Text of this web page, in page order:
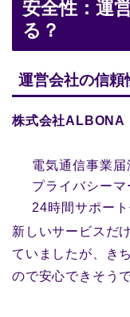
安全性：運
る？
運営会社の信頼
株式会社ALBONA
電気通信事業届
プライバシー
24時間サポート
新しいサービスだ
ていましたが、き
ので安心できそうで